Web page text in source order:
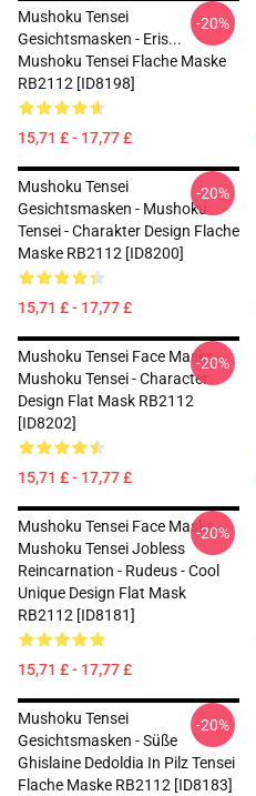
Mushoku Tensei
Gesichtsmasken - Eris...
Mushoku Tensei Flache Maske
RB2112 [ID8198]
15,71 £ - 17,77 £
-20%
Mushoku Tensei
Gesichtsmasken - Mushoku
Tensei - Charakter Design Flache
Maske RB2112 [ID8200]
15,71 £ - 17,77 £
-20%
Mushoku Tensei Face Masks -
Mushoku Tensei - Character
Design Flat Mask RB2112
[ID8202]
15,71 £ - 17,77 £
-20%
Mushoku Tensei Face Masks -
Mushoku Tensei Jobless
Reincarnation - Rudeus - Cool
Unique Design Flat Mask
RB2112 [ID8181]
15,71 £ - 17,77 £
-20%
Mushoku Tensei
Gesichtsmasken - Süße
Ghislaine Dedoldia In Pilz Tensei
Flache Maske RB2112 [ID8183]
-20%